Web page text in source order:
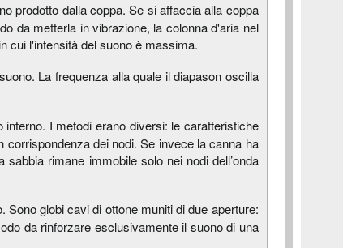
prodotto dalla coppa. Se si affaccia alla coppa
da metterla in vibrazione, la colonna d'aria nel
cui l'intensità del suono è massima.
La frequenza alla quale il diapason oscilla
I metodi erano diversi: le caratteristiche
corrispondenza dei nodi. Se invece la canna ha
rimane immobile solo nei nodi dell’onda
globi cavi di ottone muniti di due aperture:
da rinforzare esclusivamente il suono di una